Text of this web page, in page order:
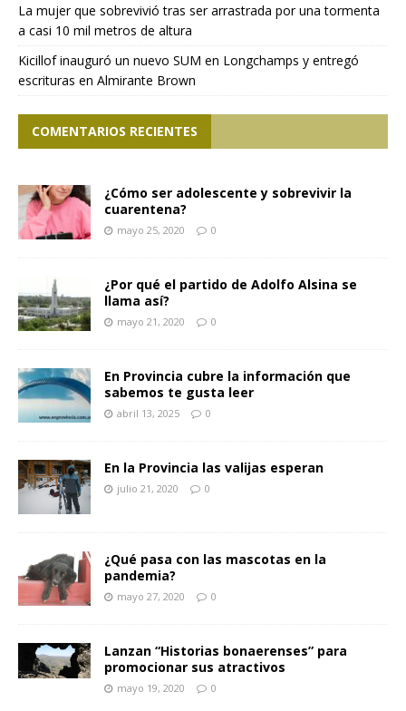
La mujer que sobrevivió tras ser arrastrada por una tormenta
a casi 10 mil metros de altura
Kicillof inauguró un nuevo SUM en Longchamps y entregó
escrituras en Almirante Brown
COMENTARIOS RECIENTES
¿Cómo ser adolescente y sobrevivir la
cuarentena?
mayo 25, 2020 0
¿Por qué el partido de Adolfo Alsina se
llama así?
mayo 21, 2020 0
En Provincia cubre la información que
sabemos te gusta leer
abril 13, 2025 0
En la Provincia las valijas esperan
julio 21, 2020 0
¿Qué pasa con las mascotas en la
pandemia?
mayo 27, 2020 0
Lanzan “Historias bonaerenses” para
promocionar sus atractivos
mayo 19, 2020 0